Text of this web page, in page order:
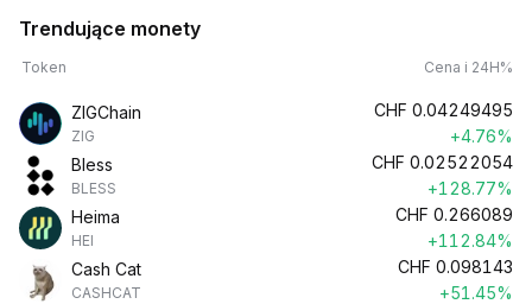
Trendujące monety
Token Cena i 24H%
ZIGChain
ZIG
CHF 0.04249495
+4.76%
Bless
BLESS
CHF 0.02522054
+128.77%
Heima
HEI
CHF 0.266089
+112.84%
Cash Cat
CASHCAT
CHF 0.098143
+51.45%